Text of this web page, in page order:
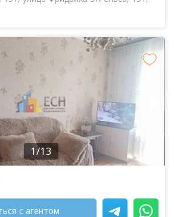
1/13
с агентом